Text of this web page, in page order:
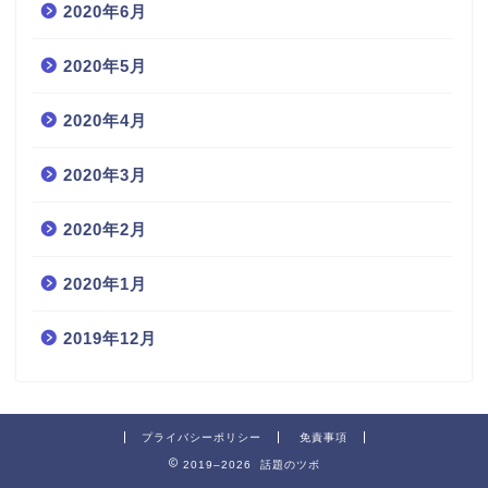
2020年6月
2020年5月
2020年4月
2020年3月
2020年2月
2020年1月
2019年12月
プライバシーポリシー 免責事項
2019–2026 話題のツボ